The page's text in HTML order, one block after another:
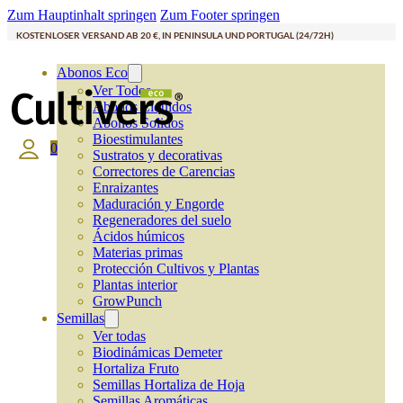
Zum Hauptinhalt springen Zum Footer springen
KOSTENLOSER VERSAND AB 20 €, IN PENINSULA UND PORTUGAL (24/72H)
Abonos Eco
Ver Todos
Abonos Líquidos
Abonos Solidos
Bioestimulantes
Sustratos y decorativas
Correctores de Carencias
Enraizantes
Maduración y Engorde
Regeneradores del suelo
Ácidos húmicos
Materias primas
Protección Cultivos y Plantas
Plantas interior
GrowPunch
Semillas
Ver todas
Biodinámicas Demeter
Hortaliza Fruto
Semillas Hortaliza de Hoja
0